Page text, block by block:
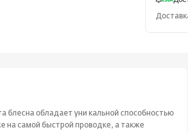
блесна обладает уни кальной способностью
на самой быстрой проводке, а также